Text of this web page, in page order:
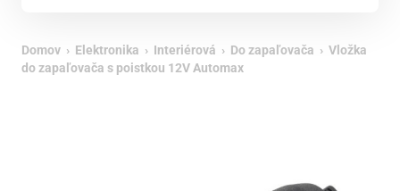
Domov › Elektronika › Interiérová › Do zapaľovača › Vložka
do zapaľovača s poistkou 12V Automax